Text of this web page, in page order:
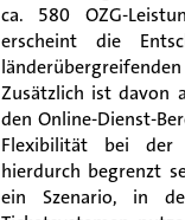
ca. 580 OZG-
erscheint die
Zusätzlich ist davon
den Online-Dienst-
Flexibilität bei der
hierdurch begrenzt
ein Szenario, in